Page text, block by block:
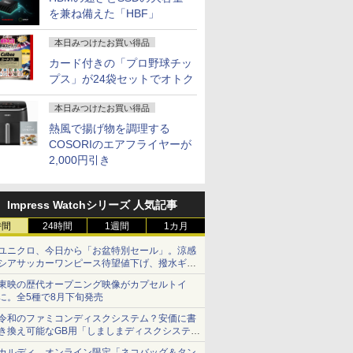
を兼ね備えた「HBF」
本日みつけたお買い得品
カード付きの「プロ野球チッ
プス」が24袋セットでオトク
本日みつけたお買い得品
熱風で揚げ物を調理する
COSORIのエアフライヤーが
2,000円引き
Impress Watchシリーズ 人気記事
24時間 1週間 1カ月
ニクロ、今日から「お盆特別セール」。涼感
アサッカーワンピース待望値下げ、撥水ギア
ョーツは1990円に
映の歴代オープニング映像がカプセルトイ
。全5種で8月下旬発売
和のファミコンディスクシステム？安価に書
換え可能なGB用「しましまディスクシステ
」